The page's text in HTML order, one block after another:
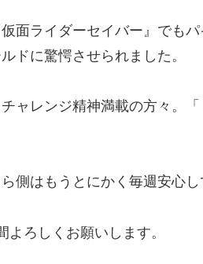
面ライダーセイバー』でも
ドに驚愕させられました。
ャレンジ精神満載の方々。
側はもうとにかく毎週安心し
よろしくお願いします。